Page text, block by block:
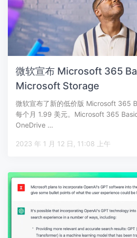
微软宣布 Microsoft 365
Microsoft Storage
微软宣布了新的低价版 Microsoft 365
每个月 1.99 美元。Microsoft 365
OneDrive …
2023 年 1 月 12 日, 11:08 上午